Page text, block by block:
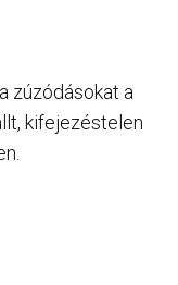
zúzódásokat a
kifejezéstelen